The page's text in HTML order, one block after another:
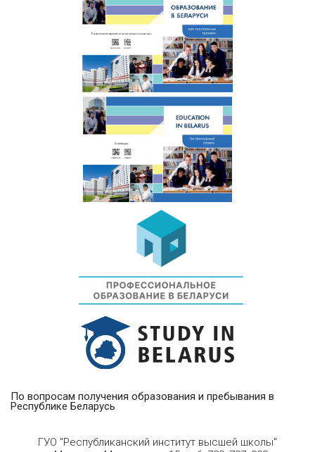
По вопросам получения образования и пребывания в
Республике Беларусь
ГУО "Республиканский институт высшей школы"